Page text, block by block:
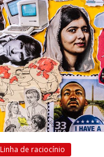
Linha de raciocínio